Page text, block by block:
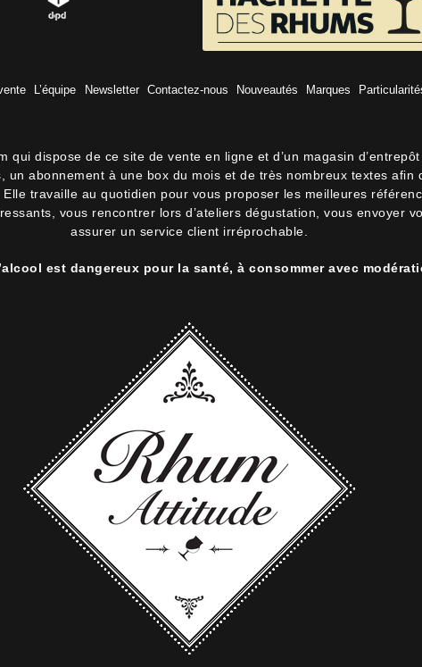
L’équipe Newsletter Contactez-nous Nouveautés Marques
qui dispose de ce site de vente en ligne et d’un magasin
abonnement à une box du mois et de très nombreux textes afin
travaille au quotidien pour vous proposer les meilleures
vous rencontrer lors d’ateliers dégustation, vous envoyer
assurer un service client irréprochable.
est dangereux pour la santé, à consommer avec